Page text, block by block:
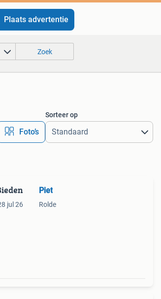
Plaats advertentie
Zoek
Foto’s
Sorteer op
jul 26
Piet
Rolde